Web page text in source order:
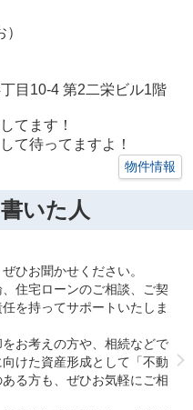
目10-4 第2二栄ビル1階
てます！
て待ってますよ！
物件情報
いた人
ひお聞かせください。
住宅ローンのご相談、ご契
を持ってサポートいたしま
お考えの方や、相続などで
けた資産形成として「不動
る方も、ぜひお気軽にご相